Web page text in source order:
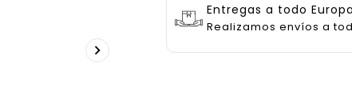

Entregas a todo Europa
Realizamos envíos a